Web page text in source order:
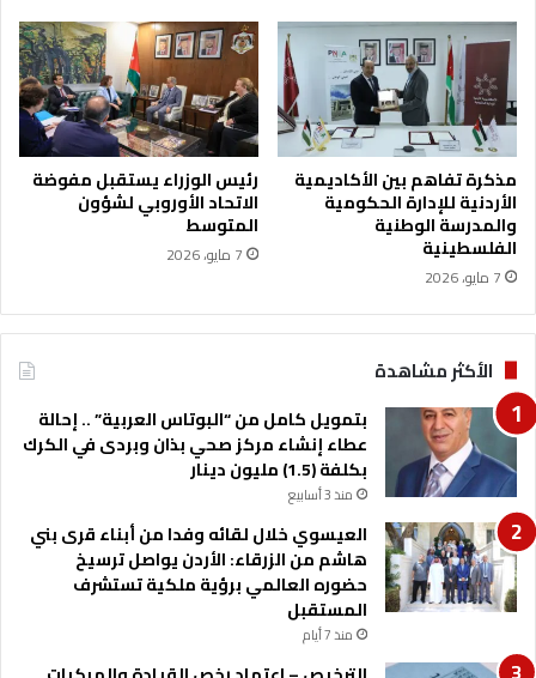
أ
و
ث
أ
إ
ع
ا
د
ة
ش
و
ب
ث
و
ا
ل
ت
ع
ا
ل
ش
ل
ج
م
ع
ي
ا
ت
ا
م
ح
ظ
و
ر
و
م
ن
ه
ا
م
ي
مذكرة تفاهم بين الأكاديمية
الأردنية للإدارة الحكومية
والمدرسة الوطنية
الفلسطينية
7 مايو، 2026
رئيس الوزراء يستقبل مفوضة
الاتحاد الأوروبي لشؤون
المتوسط
7 مايو، 2026
الأكثر مشاهدة
بتمويل كامل من “البوتاس العربية” .. إحالة
عطاء إنشاء مركز صحي بذان وبردى في الكرك
بكلفة (1.5) مليون دينار
منذ 3 أسابيع
العيسوي خلال لقائه وفدا من أبناء قرى بني
هاشم من الزرقاء: الأردن يواصل ترسيخ
حضوره العالمي برؤية ملكية تستشرف
المستقبل
منذ 7 أيام